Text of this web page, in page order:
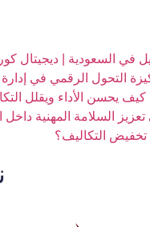
في السعودية | ديجيتال
التحول الرقمي في
يحسن الأداء ويقلل
السلامة المهنية
التكاليف؟